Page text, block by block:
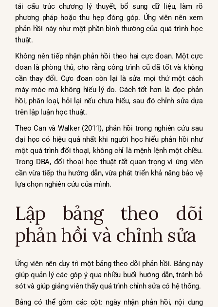
tái cấu trúc chương lý thuyết, bổ sung dữ liệu, làm rõ
phương pháp hoặc thu hẹp đóng góp. Ứng viên nên xem
phản hồi này như một phần bình thường của quá trình học
thuật.
Không nên tiếp nhận phản hồi theo hai cực đoan. Một cực
đoan là phòng thủ, cho rằng công trình cũ đã tốt và không
cần thay đổi. Cực đoan còn lại là sửa mọi thứ một cách
máy móc mà không hiểu lý do. Cách tốt hơn là đọc phản
hồi, phân loại, hỏi lại nếu chưa hiểu, sau đó chỉnh sửa dựa
trên lập luận học thuật.
Theo Can và Walker (2011), phản hồi trong nghiên cứu sau
đại học có hiệu quả nhất khi người học hiểu phản hồi như
một quá trình đối thoại, không chỉ là mệnh lệnh một chiều.
Trong DBA, đối thoại học thuật rất quan trọng vì ứng viên
cần vừa tiếp thu hướng dẫn, vừa phát triển khả năng bảo vệ
lựa chọn nghiên cứu của mình.
Lập bảng theo dõi
phản hồi và chỉnh sửa
Ứng viên nên duy trì một bảng theo dõi phản hồi. Bảng này
giúp quản lý các góp ý qua nhiều buổi hướng dẫn, tránh bỏ
sót và giúp giảng viên thấy quá trình chỉnh sửa có hệ thống.
Bảng có thể gồm các cột: ngày nhận phản hồi, nội dung